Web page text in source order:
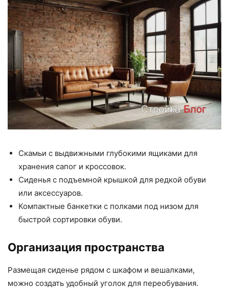
Скамьи с выдвижными глубокими ящиками для
хранения сапог и кроссовок.
Сиденья с подъемной крышкой для редкой обуви
или аксессуаров.
Компактные банкетки с полками под низом для
быстрой сортировки обуви.
Организация пространства
Размещая сиденье рядом с шкафом и вешалками,
можно создать удобный уголок для переобувания.